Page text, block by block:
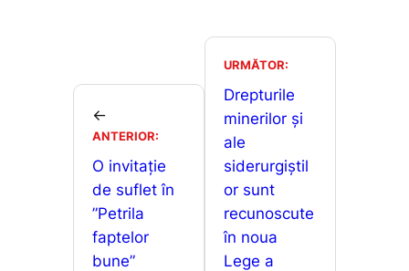
o
o
k
s
A
p
p
s
e
n
g
er
z
ă
←
ANTERIOR:
O invitație
de suflet în
”Petrila
faptelor
bune”
URMĂTOR:
Drepturile
minerilor și
ale
siderurgiștil
or sunt
recunoscute
în noua
Lege a